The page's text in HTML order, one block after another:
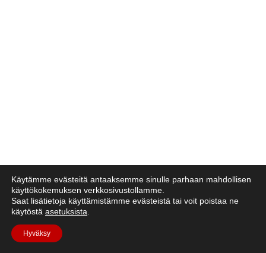
Käytämme evästeitä antaaksemme sinulle parhaan mahdollisen
käyttökokemuksen verkkosivustollamme.
Saat lisätietoja käyttämistämme evästeistä tai voit poistaa ne
käytöstä asetuksista
Hyväksy